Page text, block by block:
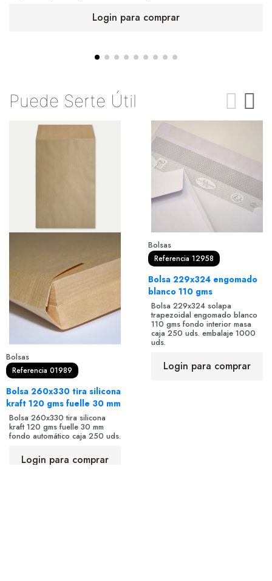
Login para comprar
Puede Serte Útil
Bolsas
Referencia 01989
Bolsa 260x330 tira silicona
kraft 120 gms fuelle 30 mm
Bolsa 260x330 tira silicona
kraft 120 gms fuelle 30 mm
fondo automático caja 250 uds.
Login para comprar
Bolsas
Referencia 12958
Bolsa 229x324 engomado
blanco 110 gms
Bolsa 229x324 solapa
trapezoidal engomado blanco
110 gms fondo interior masa
caja 250 uds. embalaje 1000
uds.
Login para comprar